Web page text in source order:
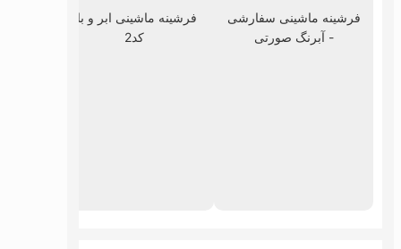
فرشینه ماشینی سفارشی
- آبرنگ صورتی
فرشینه ماشینی ابر و باد
کد2